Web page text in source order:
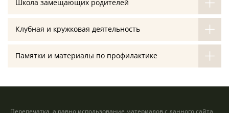
Школа замещающих родителей
Клубная и кружковая деятельность
Памятки и материалы по профилактике
Перепечатка, а равно использование материалов с данного сайта,